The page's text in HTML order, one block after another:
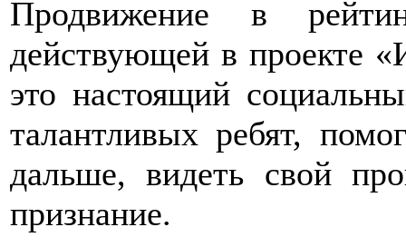
Продвижение в
действующей в проекте
это настоящий
талантливых ребят,
дальше, видеть свой
признание.